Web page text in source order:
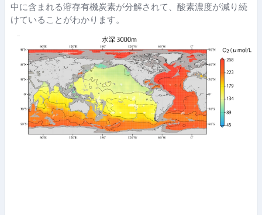
中に含まれる溶存有機炭素が分解されて、酸素濃度が減り続
けていることがわかります。